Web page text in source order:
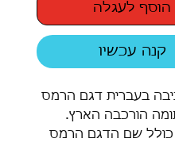
הוסף לעגלה
קנה עכשיו
בעברית דגם הרמס
הורכבה הארץ.
כולל שם הדגם הרמס